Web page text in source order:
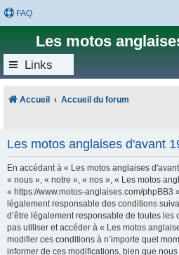
FAQ
Les motos
Links
Accueil Accueil du forum
Les motos anglaises d'avant
En accédant à « Les motos anglaises
« nous », « notre », « nos », « Les motos
« https://www.motos-anglaises.com/phpBB3
légalement responsable des conditions
d’être légalement responsable de toutes
pas utiliser et accéder à « Les motos
modifier ces conditions à n’importe quel
informer de ces modifications, bien que